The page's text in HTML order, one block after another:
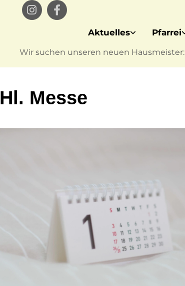
Aktuelles Pfarrei
Wir suchen unseren neuen Hausmeister:
Hl. Messe